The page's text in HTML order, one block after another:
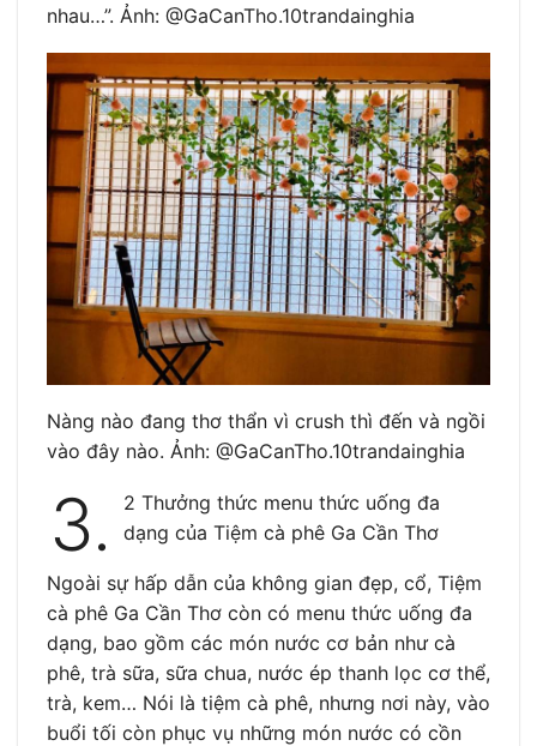
nhau…”. Ảnh: @GaCanTho.10trandainghia
Nàng nào đang thơ thẩn vì crush thì đến và ngồi
vào đây nào. Ảnh: @GaCanTho.10trandainghia
3.
2 Thưởng thức menu thức uống đa
dạng của Tiệm cà phê Ga Cần Thơ
Ngoài sự hấp dẫn của không gian đẹp, cổ, Tiệm
cà phê Ga Cần Thơ còn có menu thức uống đa
dạng, bao gồm các món nước cơ bản như cà
phê, trà sữa, sữa chua, nước ép thanh lọc cơ thể,
trà, kem… Nói là tiệm cà phê, nhưng nơi này, vào
buổi tối còn phục vụ những món nước có cồn